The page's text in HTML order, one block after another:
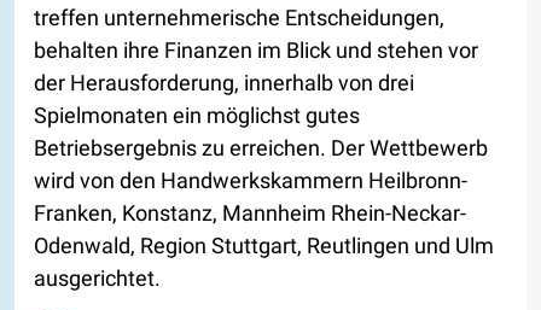
treffen unternehmerische Entscheidungen,
behalten ihre Finanzen im Blick und stehen vor
der Herausforderung, innerhalb von drei
Spielmonaten ein möglichst gutes
Betriebsergebnis zu erreichen. Der Wettbewerb
wird von den Handwerkskammern Heilbronn-
Franken, Konstanz, Mannheim Rhein-Neckar-
Odenwald, Region Stuttgart, Reutlingen und Ulm
ausgerichtet.